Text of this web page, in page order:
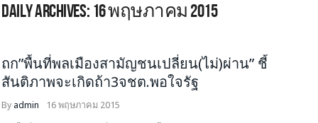
DAILY ARCHIVES:16 พฤษภาคม 2015
ถก”พื้นที่พลเมืองสามัญชนเปลี่ยน(ไม่)ผ่าน” ชี้
สันติภาพจะเกิดถ้า3จชต.พอใจรัฐ
By admin 16 พฤษภาคม 2015